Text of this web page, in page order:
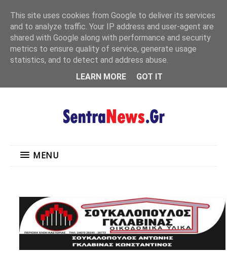
MENU
MENU
This site uses cookies from Google to deliver its services
and to analyze traffic. Your IP address and user-agent are
shared with Google along with performance and security
metrics to ensure quality of service, generate usage
statistics, and to detect and address abuse.
LEARN MORE
GOT IT